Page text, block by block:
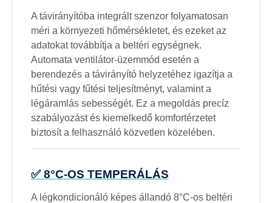
A távirányítóba integrált szenzor folyamatosan
méri a környezeti hőmérsékletet, és ezeket az
adatokat továbbítja a beltéri egységnek.
Automata ventilátor-üzemmód esetén a
berendezés a távirányító helyzetéhez igazítja a
hűtési vagy fűtési teljesítményt, valamint a
légáramlás sebességét. Ez a megoldás precíz
szabályozást és kiemelkedő komfortérzetet
biztosít a felhasználó közvetlen közelében.
✅ 8°C-OS TEMPERÁLÁS
A légkondicionáló képes állandó 8°C-os beltéri